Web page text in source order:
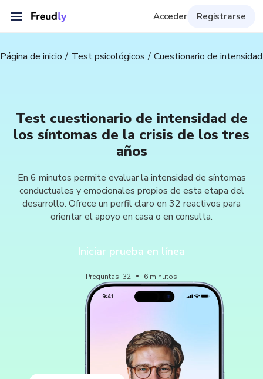
Acceder Registrarse
Página de inicio Test psicológicos Cuestionario de
Test cuestionario de intensidad de
los síntomas de la crisis de los tres
años
En 6 minutos permite evaluar la intensidad de síntomas
conductuales y emocionales propios de esta etapa del
desarrollo. Ofrece un perfil claro en 32 reactivos para
orientar el apoyo en casa o en consulta.
Iniciar prueba en línea
Preguntas:32 6 minutos